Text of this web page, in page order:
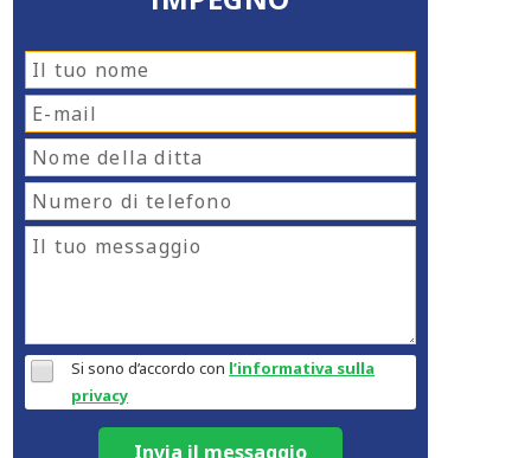
Si sono d’accordo con l’informativa sulla
privacy
Invia il messaggio